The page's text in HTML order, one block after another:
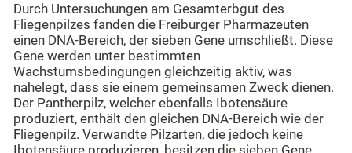
Durch Untersuchungen am Gesamterbgut des
Fliegenpilzes fanden die Freiburger Pharmazeuten
einen DNA-Bereich, der sieben Gene umschließt. Diese
Gene werden unter bestimmten
Wachstumsbedingungen gleichzeitig aktiv, was
nahelegt, dass sie einem gemeinsamen Zweck dienen.
Der Pantherpilz, welcher ebenfalls Ibotensäure
produziert, enthält den gleichen DNA-Bereich wie der
Fliegenpilz. Verwandte Pilzarten, die jedoch keine